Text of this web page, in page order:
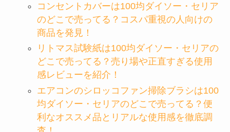
コンセントカバーは100均ダイソー・セリア
のどこで売ってる？コスパ重視の人向けの
商品を発見！
リトマス試験紙は100均ダイソー・セリアの
どこで売ってる？売り場や正直すぎる使用
感レビューを紹介！
エアコンのシロッコファン掃除ブラシは100
均ダイソー・セリアのどこで売ってる？便
利なオススメ品とリアルな使用感を徹底調